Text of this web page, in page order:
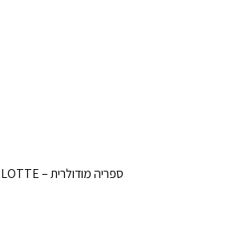
ספריה מודולרית – CHARLOTTE